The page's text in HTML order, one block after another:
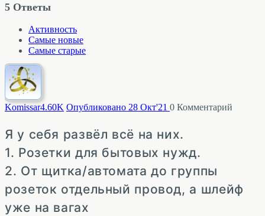
5 Ответы
Активность
Самые новые
Самые старые
Komissar4.60K Опубликовано 28 Окт'21 0 Комментарий
Я у себя развёл всё на них.
1. Розетки для бытовых нужд.
2. От щитка/автомата до группы
розеток отдельный провод, а шлейф
уже на вагах